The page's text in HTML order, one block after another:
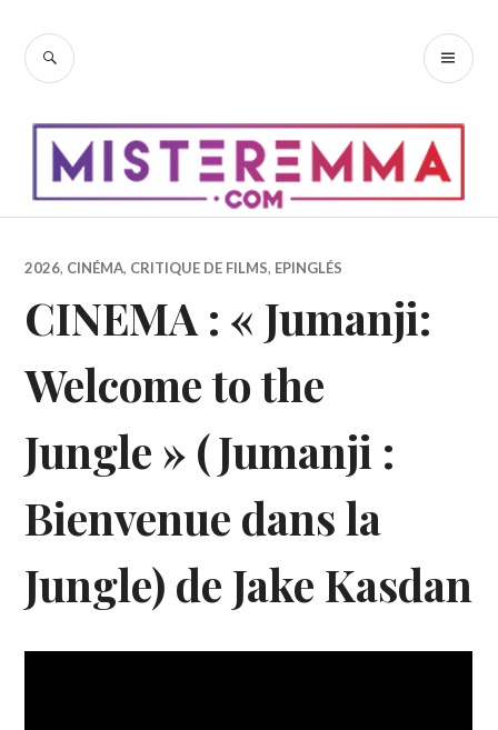
contenu
RECHERCHE
2026, CINÉMA, CRITIQUE DE FILMS, EPINGLÉS
CINEMA : « Jumanji:
Welcome to the
Jungle » (Jumanji :
Bienvenue dans la
Jungle) de Jake Kasdan